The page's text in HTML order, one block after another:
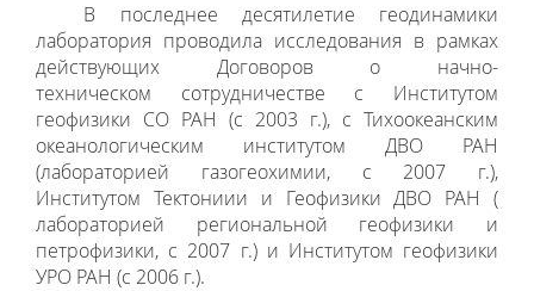
В последнее десятилетие геодинамики
лаборатория проводила исследования в рамках
действующих Договоров о начно-
техническом сотрудничестве с Институтом
геофизики СО РАН (с 2003 г.), с Тихоокеанским
океанологическим институтом ДВО РАН
(лабораторией газогеохимии, с 2007 г.),
Институтом Тектониии и Геофизики ДВО РАН (
лабораторией региональной геофизики и
петрофизики, с 2007 г.) и Институтом геофизики
УРО РАН (с 2006 г.).